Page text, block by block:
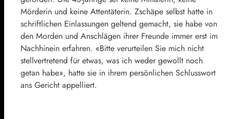
Mörderin und keine Attentäterin. Zschäpe selbst hatte in
schriftlichen Einlassungen geltend gemacht, sie habe von
den Morden und Anschlägen ihrer Freunde immer erst im
Nachhinein erfahren. «Bitte verurteilen Sie mich nicht
stellvertretend für etwas, was ich weder gewollt noch
getan habe», hatte sie in ihrem persönlichen Schlusswort
ans Gericht appelliert.